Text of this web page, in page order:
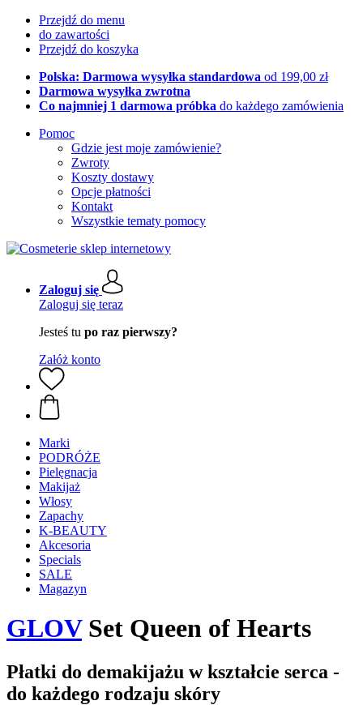
Przejdź do menu
do zawartości
Przejdź do koszyka
Polska: Darmowa wysyłka standardowa od 199,00 zł
Darmowa wysyłka zwrotna
Co najmniej 1 darmowa próbka do każdego zamówienia
Pomoc
Gdzie jest moje zamówienie?
Zwroty
Koszty dostawy
Opcje płatności
Kontakt
Wszystkie tematy pomocy
Zaloguj się
Zaloguj się teraz
Jesteś tu po raz pierwszy?
Załóż konto
Marki
PODRÓŻE
Pielęgnacja
Makijaż
Włosy
Zapachy
K-BEAUTY
Akcesoria
Specials
SALE
Magazyn
GLOVSet Queen of Hearts
Płatki do demakijażu w kształcie serca -
do każdego rodzaju skóry